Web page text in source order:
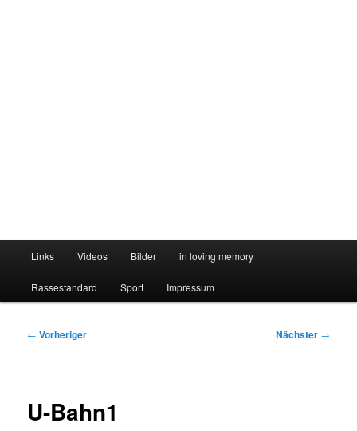
Links Videos Bilder in loving memory
Rassestandard Sport Impressum
Beitragsnavigation
← Vorheriger Nächster →
U-Bahn1